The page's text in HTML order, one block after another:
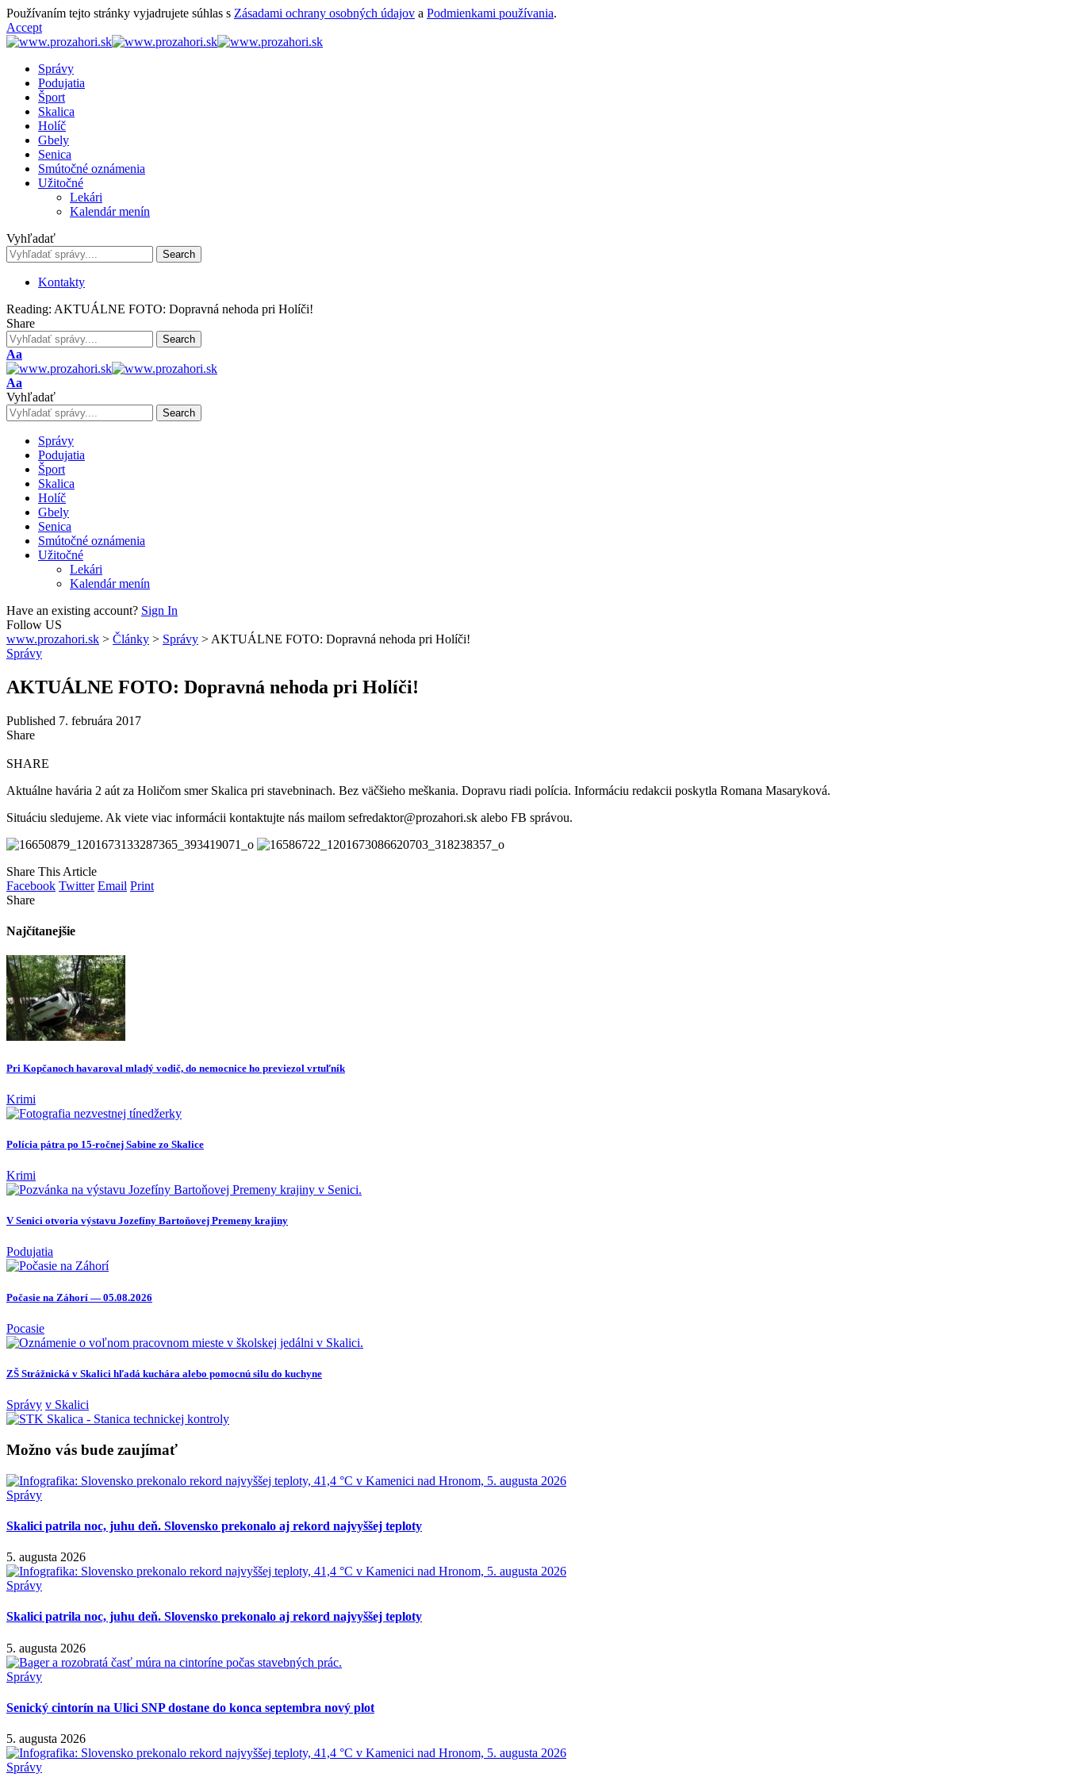
Používaním tejto stránky vyjadrujete súhlas s Zásadami ochrany osobných údajov a Podmienkami používania.
Accept
Správy
Podujatia
Šport
Skalica
Holíč
Gbely
Senica
Smútočné oznámenia
Užitočné
Lekári
Kalendár menín
Vyhľadať
Kontakty
Reading: AKTUÁLNE FOTO: Dopravná nehoda pri Holíči!
Share
Font
Resizer
Aa
Font
Resizer
Aa
Vyhľadať
Správy
Podujatia
Šport
Skalica
Holíč
Gbely
Senica
Smútočné oznámenia
Užitočné
Lekári
Kalendár menín
Have an existing account? Sign In
Follow US
www.prozahori.sk > Články > Správy > AKTUÁLNE FOTO: Dopravná nehoda pri Holíči!
Správy
AKTUÁLNE FOTO: Dopravná nehoda pri Holíči!
Published 7. februára 2017
Share
SHARE
Aktuálne havária 2 aút za Holičom smer Skalica pri stavebninach. Bez väčšieho meškania. Dopravu riadi polícia. Informáciu redakcii poskytla Romana Masaryková.
Situáciu sledujeme. Ak viete viac informácii kontaktujte nás mailom sefredaktor@prozahori.sk alebo FB správou.
Share This Article
Facebook Twitter Email Print
Share
Najčítanejšie
Pri Kopčanoch havaroval mladý vodič, do nemocnice ho previezol vrtuľník
Krimi
Polícia pátra po 15-ročnej Sabine zo Skalice
Krimi
V Senici otvoria výstavu Jozefíny Bartoňovej Premeny krajiny
Podujatia
Počasie na Záhorí — 05.08.2026
Pocasie
ZŠ Strážnická v Skalici hľadá kuchára alebo pomocnú silu do kuchyne
Správy v Skalici
Možno vás bude zaujímať
Správy
Skalici patrila noc, juhu deň. Slovensko prekonalo aj rekord najvyššej teploty
5. augusta 2026
Správy
Skalici patrila noc, juhu deň. Slovensko prekonalo aj rekord najvyššej teploty
5. augusta 2026
Správy
Senický cintorín na Ulici SNP dostane do konca septembra nový plot
5. augusta 2026
Správy